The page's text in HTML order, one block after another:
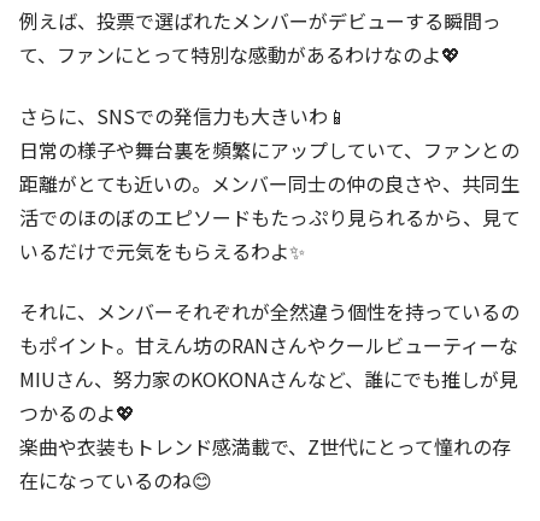
例えば、投票で選ばれたメンバーがデビューする瞬間っ
て、ファンにとって特別な感動があるわけなのよ💖
さらに、SNSでの発信力も大きいわ📱
日常の様子や舞台裏を頻繁にアップしていて、ファンとの
距離がとても近いの。メンバー同士の仲の良さや、共同生
活でのほのぼのエピソードもたっぷり見られるから、見て
いるだけで元気をもらえるわよ✨
それに、メンバーそれぞれが全然違う個性を持っているの
もポイント。甘えん坊のRANさんやクールビューティーな
MIUさん、努力家のKOKONAさんなど、誰にでも推しが見
つかるのよ💖
楽曲や衣装もトレンド感満載で、Z世代にとって憧れの存
在になっているのね😊